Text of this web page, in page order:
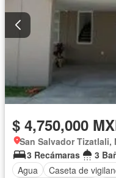
$ 4,750,000
San Salvador Tizatlali,
3 Recámaras
3
Agua
Caseta de